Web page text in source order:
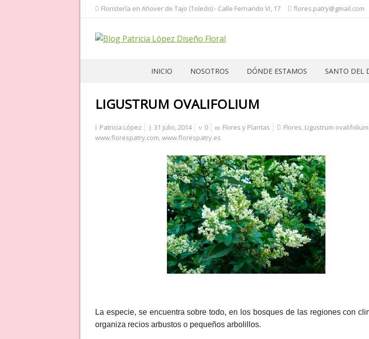
Floristería en Añover de Tajo (Toledo) - Calle Fernando VI, 17 flores.patry@gmail.com
INICIO NOSOTROS DÓNDE ESTAMOS SANTO DEL
LIGUSTRUM OVALIFOLIUM
Patricia López 31 julio, 2014 0 Flores y Plantas Flores, Ligustrum ovalifolium
www.florespatry.com,www.florespatry.es
La especie, se encuentra sobre todo, en los bosques de las regiones con
organiza recios arbustos o pequeños arbolillos.